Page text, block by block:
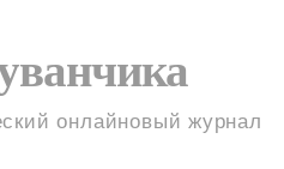
онлайновый журнал